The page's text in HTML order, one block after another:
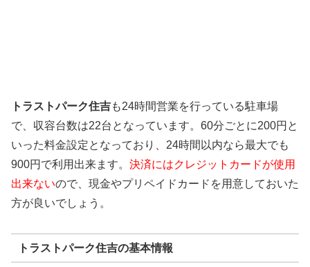
トラストパーク住吉も24時間営業を行っている駐車場
で、収容台数は22台となっています。60分ごとに200円と
いった料金設定となっており、24時間以内なら最大でも
900円で利用出来ます。 決済にはクレジットカードが使用
出来ないので、現金やプリペイドカードを用意しておいた
方が良いでしょう。
トラストパーク住吉の基本情報